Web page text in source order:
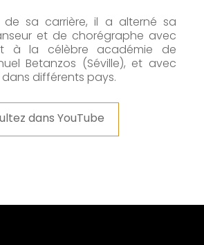
sa carrière, il a alterné sa
et de chorégraphe avec
à la célèbre académie de
Betanzos (Séville), et avec
dans différents pays.
dans YouTube